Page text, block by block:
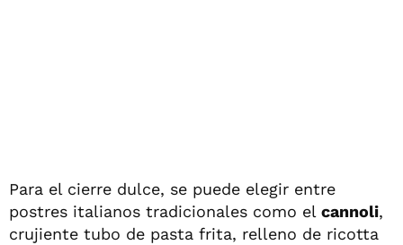
Para el cierre dulce, se puede elegir entre
postres italianos tradicionales como el cannoli,
crujiente tubo de pasta frita, relleno de ricotta